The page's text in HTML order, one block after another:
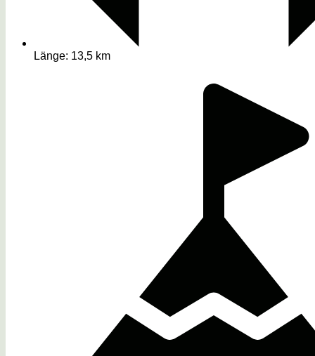
Länge: 13,5 km